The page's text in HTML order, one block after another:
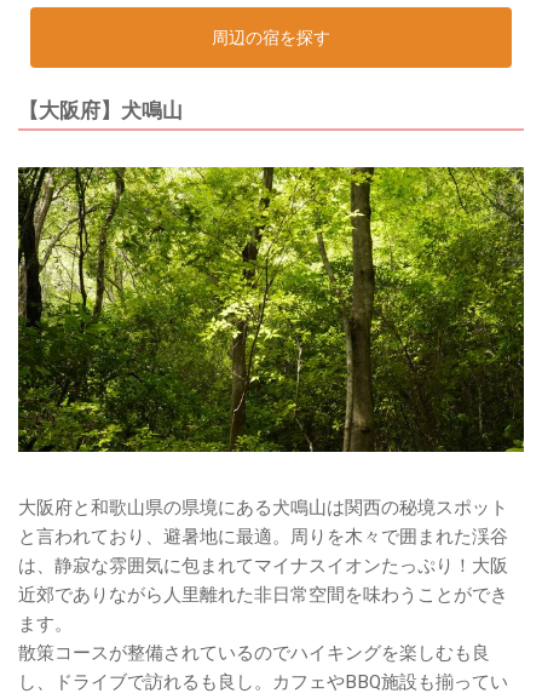
周辺の宿を探す
【大阪府】犬鳴山
大阪府と和歌山県の県境にある犬鳴山は関西の秘境スポット
と言われており、避暑地に最適。周りを木々で囲まれた渓谷
は、静寂な雰囲気に包まれてマイナスイオンたっぷり！大阪
近郊でありながら人里離れた非日常空間を味わうことができ
ます。
散策コースが整備されているのでハイキングを楽しむも良
し、ドライブで訪れるも良し。カフェやBBQ施設も揃ってい